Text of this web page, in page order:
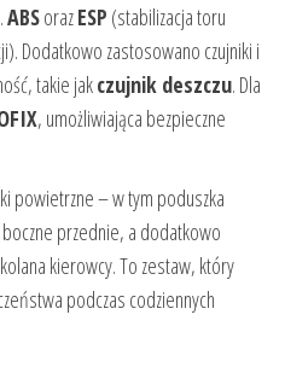
ABSorazESP (stabilizacja toru
Dodatkowo zastosowano czujniki i
takie jakczujnik deszczu. Dla
, umożliwiająca bezpieczne
powietrzne – w tym poduszka
przednie, a dodatkowo
kierowcy. To zestaw, który
podczas codziennych